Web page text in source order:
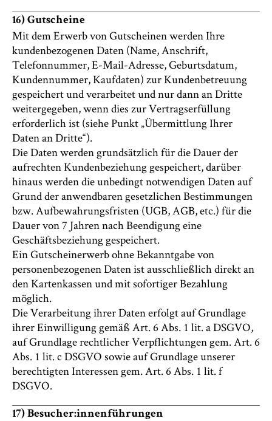
16) Gutscheine
Mit dem Erwerb von Gutscheinen werden Ihre
kundenbezogenen Daten (Name, Anschrift,
Telefonnummer, E-Mail-Adresse, Geburtsdatum,
Kundennummer, Kaufdaten) zur Kundenbetreuung
gespeichert und verarbeitet und nur dann an Dritte
weitergegeben, wenn dies zur Vertragserfüllung
erforderlich ist (siehe Punkt „Übermittlung Ihrer
Daten an Dritte“).
Die Daten werden grundsätzlich für die Dauer der
aufrechten Kundenbeziehung gespeichert, darüber
hinaus werden die unbedingt notwendigen Daten auf
Grund der anwendbaren gesetzlichen Bestimmungen
bzw. Aufbewahrungsfristen (UGB, AGB, etc.) für die
Dauer von 7 Jahren nach Beendigung eine
Geschäftsbeziehung gespeichert.
Ein Gutscheinerwerb ohne Bekanntgabe von
personenbezogenen Daten ist ausschließlich direkt an
den Kartenkassen und mit sofortiger Bezahlung
möglich.
Die Verarbeitung ihrer Daten erfolgt auf Grundlage
ihrer Einwilligung gemäß Art. 6 Abs. 1 lit. a DSGVO,
auf Grundlage rechtlicher Verpflichtungen gem. Art. 6
Abs. 1 lit. c DSGVO sowie auf Grundlage unserer
berechtigten Interessen gem. Art. 6 Abs. 1 lit. f
DSGVO.
17) Besucher:innenführungen